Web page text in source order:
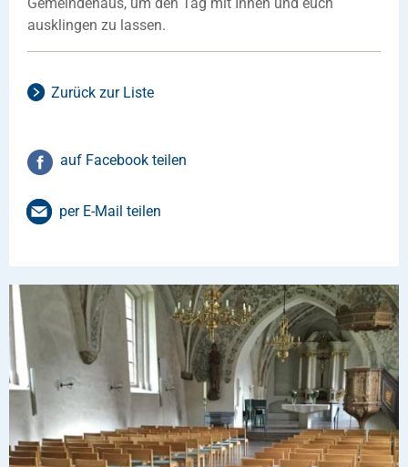
ausklingen zu lassen.
Zurück zur Liste
auf Facebook teilen
per E-Mail teilen